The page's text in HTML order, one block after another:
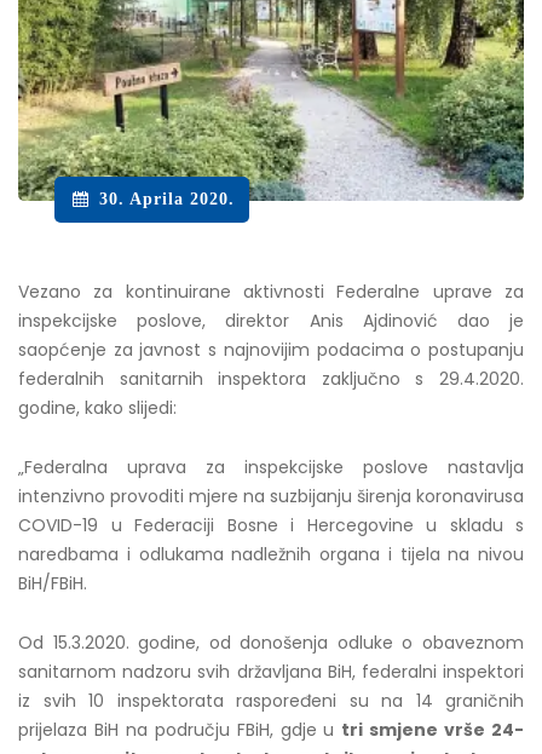
30. Aprila 2020.
Vezano za kontinuirane aktivnosti Federalne uprave za
inspekcijske poslove, direktor Anis Ajdinović dao je
saopćenje za javnost s najnovijim podacima o postupanju
federalnih sanitarnih inspektora zaključno s 29.4.2020.
godine, kako slijedi:
„Federalna uprava za inspekcijske poslove nastavlja
intenzivno provoditi mjere na suzbijanju širenja koronavirusa
COVID-19 u Federaciji Bosne i Hercegovine u skladu s
naredbama i odlukama nadležnih organa i tijela na nivou
BiH/FBiH.
Od 15.3.2020. godine, od donošenja odluke o obaveznom
sanitarnom nadzoru svih državljana BiH, federalni inspektori
iz svih 10 inspektorata raspoređeni su na 14 graničnih
prijelaza BiH na području FBiH, gdje u tri smjene vrše 24-